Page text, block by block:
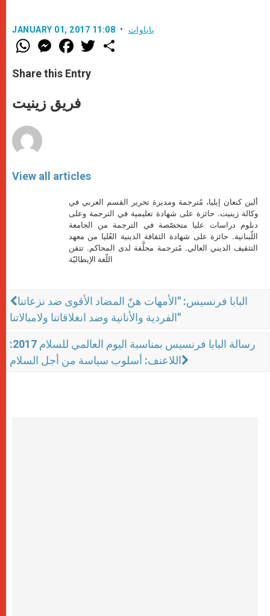
JANUARY 01, 2017 11:08 باباوات
W
h
t
s
p
p
M
e
s
e
g
e
F
a
e
b
o
k
w
Share this Entry
فريق زينيت
View all articles
ألين كنعان إيليا، مُترجمة ومديرة تحرير القسم العربي في
وكالة زينيت. حائزة على شهادة تعليمية في الترجمة وعلى
دبلوم دراسات عليا متخصّصة في الترجمة من الجامعة
اللّبنانية. حائزة على شهادة الثقافة الدينية العُليا من معهد
التثقيف الديني العالي. مُترجمة محلَّفة لدى المحاكم. تتقن
اللّغة الإيطاليّة
البابا فرنسيس: "الأمهات هنّ المضاد الأقوى ضد نزعاتنا
الفردية والأنانية وضد انغلاقاتنا ولامبالاتنا"
رسالة البابا فرنسيس بمناسبة اليوم العالمي للسلام 2017:
اللاعنف: أسلوب سياسة من أجل السلام